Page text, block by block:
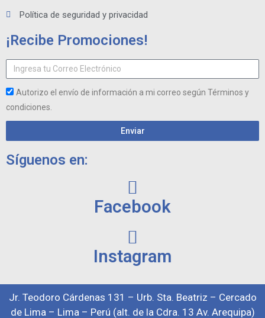
Política de seguridad y privacidad
¡Recibe Promociones!
Autorizo el envío de información a mi correo según Términos y
condiciones.
Enviar
Síguenos en:
Facebook
Instagram
Jr. Teodoro Cárdenas 131 – Urb. Sta. Beatriz – Cercado
de Lima – Lima – Perú (alt. de la Cdra. 13 Av. Arequipa)